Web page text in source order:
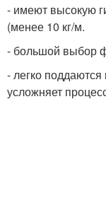
- имеют высокую
(менее 10 кг/м.
- большой выбор
- легко
усложняет